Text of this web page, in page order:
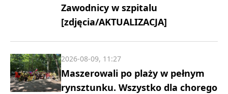
Zawodnicy w szpitalu
[zdjęcia/AKTUALIZACJA]
Maszerowali po plaży w pełnym
rynsztunku. Wszystko dla chorego
2026-08-09, 11:27